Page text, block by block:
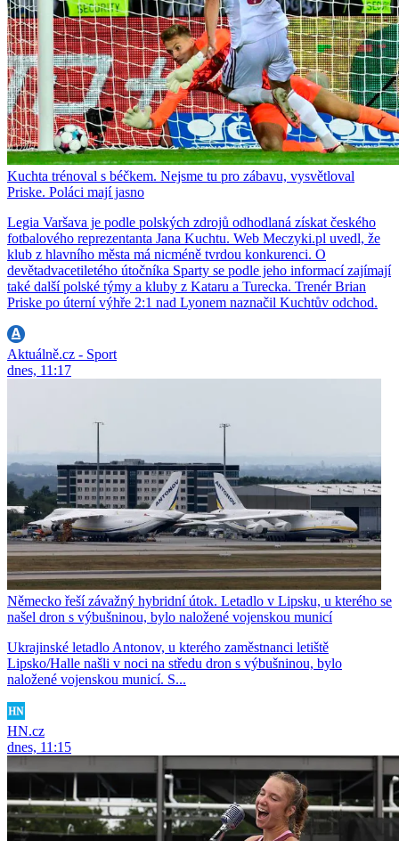
Kuchta trénoval s béčkem. Nejsme tu pro zábavu, vysvětloval
Priske. Poláci mají jasno
Legia Varšava je podle polských zdrojů odhodlaná získat českého
fotbalového reprezentanta Jana Kuchtu. Web Meczyki.pl uvedl, že
klub z hlavního města má nicméně tvrdou konkurenci. O
devětadvacetiletého útočníka Sparty se podle jeho informací zajímají
také další polské týmy a kluby z Kataru a Turecka. Trenér Brian
Priske po úterní výhře 2:1 nad Lyonem naznačil Kuchtův odchod.
Aktuálně.cz - Sport
dnes, 11:17
Německo řeší závažný hybridní útok. Letadlo v Lipsku, u kterého se
našel dron s výbušninou, bylo naložené vojenskou municí
Ukrajinské letadlo Antonov, u kterého zaměstnanci letiště
Lipsko/Halle našli v noci na středu dron s výbušninou, bylo
naložené vojenskou municí. S...
HN.cz
dnes, 11:15